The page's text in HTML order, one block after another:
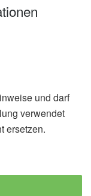
und darf
verwendet
ersetzen.